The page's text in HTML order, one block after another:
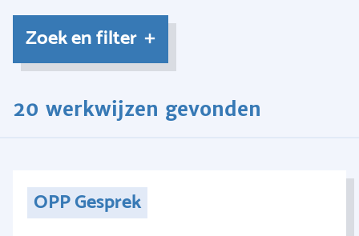
Zoek en filter
20 werkwijzen gevonden
OPP Gesprek